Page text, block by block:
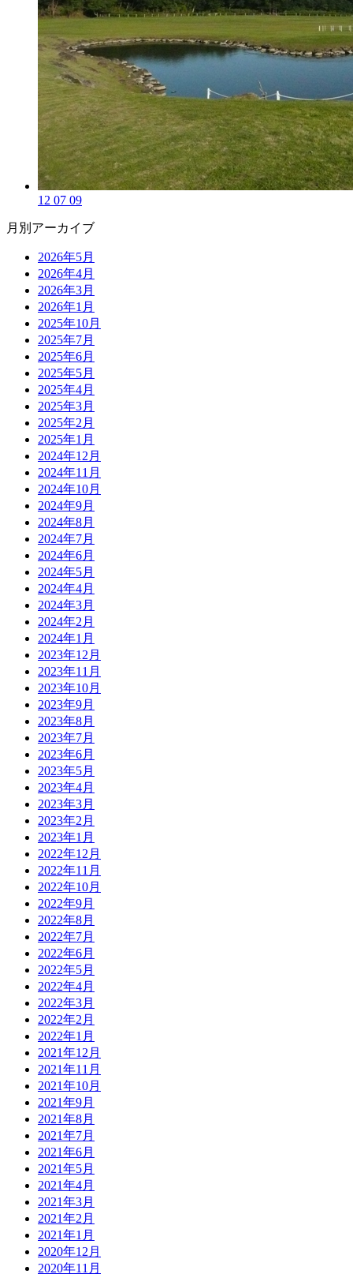
12 07 09
月別アーカイブ
2026年5月
2026年4月
2026年3月
2026年1月
2025年10月
2025年7月
2025年6月
2025年5月
2025年4月
2025年3月
2025年2月
2025年1月
2024年12月
2024年11月
2024年10月
2024年9月
2024年8月
2024年7月
2024年6月
2024年5月
2024年4月
2024年3月
2024年2月
2024年1月
2023年12月
2023年11月
2023年10月
2023年9月
2023年8月
2023年7月
2023年6月
2023年5月
2023年4月
2023年3月
2023年2月
2023年1月
2022年12月
2022年11月
2022年10月
2022年9月
2022年8月
2022年7月
2022年6月
2022年5月
2022年4月
2022年3月
2022年2月
2022年1月
2021年12月
2021年11月
2021年10月
2021年9月
2021年8月
2021年7月
2021年6月
2021年5月
2021年4月
2021年3月
2021年2月
2021年1月
2020年12月
2020年11月